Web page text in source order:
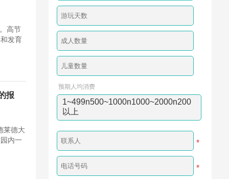
高节
发育
报
莱德大
内一
预期人均消费
1~499n500~1000n1000~2000n200
以上
*
*